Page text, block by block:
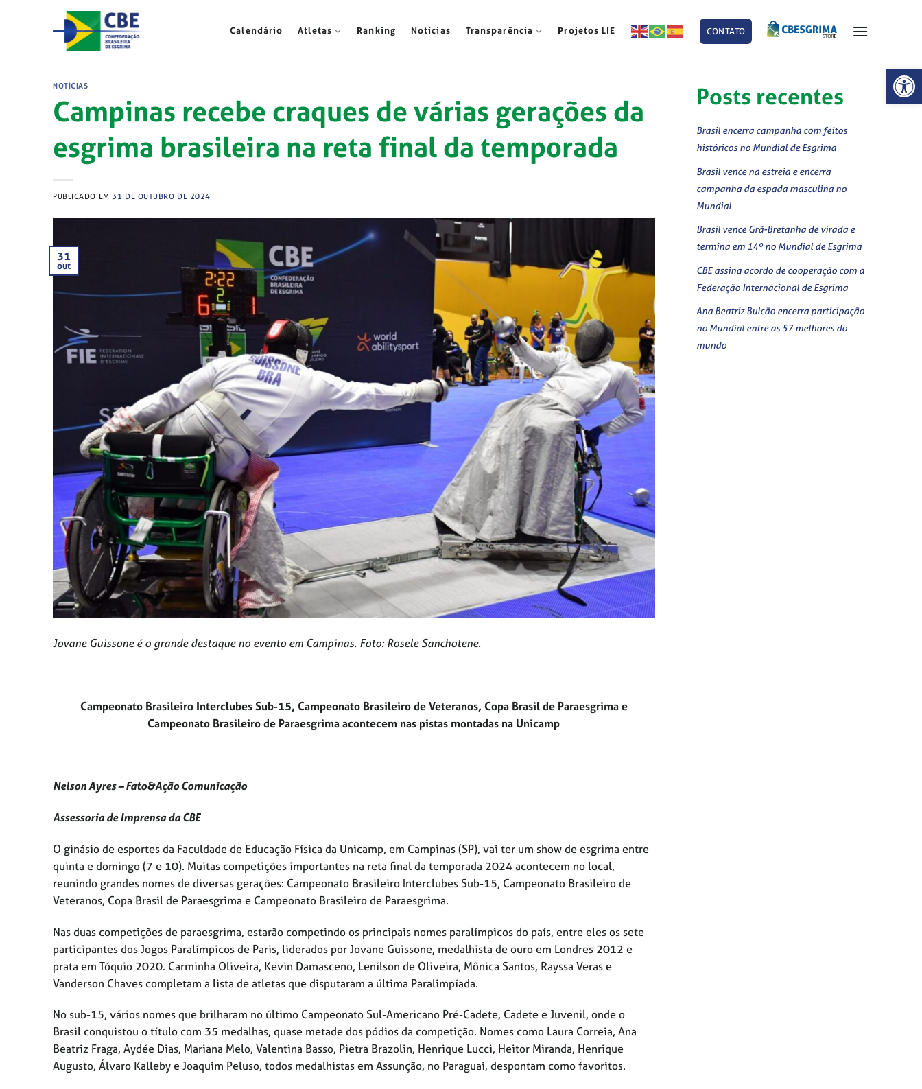
Abrir
Calendário Atletas Ranking Notícias Transparência Projetos LIE CONTATO
NOTÍCIAS
Campinas recebe craques de várias gerações da
esgrima brasileira na reta final da temporada
PUBLICADO EM31 DE OUTUBRO DE 2024
31
out
Jovane Guissone é o grande destaque no evento em Campinas. Foto: Rosele Sanchotene.
Campeonato Brasileiro Interclubes Sub-15, Campeonato Brasileiro de Veteranos, Copa Brasil de Paraesgrima e
Campeonato Brasileiro de Paraesgrima acontecem nas pistas montadas na Unicamp
Nelson Ayres – Fato&Ação Comunicação
Assessoria de Imprensa da CBE
O ginásio de esportes da Faculdade de Educação Física da Unicamp, em Campinas (SP), vai ter um show de esgrima entre
quinta e domingo (7 e 10). Muitas competições importantes na reta final da temporada 2024 acontecem no local,
reunindo grandes nomes de diversas gerações: Campeonato Brasileiro Interclubes Sub-15, Campeonato Brasileiro de
Veteranos, Copa Brasil de Paraesgrima e Campeonato Brasileiro de Paraesgrima.
Nas duas competições de paraesgrima, estarão competindo os principais nomes paralímpicos do país, entre eles os sete
participantes dos Jogos Paralímpicos de Paris, liderados por Jovane Guissone, medalhista de ouro em Londres 2012 e
prata em Tóquio 2020. Carminha Oliveira, Kevin Damasceno, Lenílson de Oliveira, Mônica Santos, Rayssa Veras e
Vanderson Chaves completam a lista de atletas que disputaram a última Paralimpíada.
No sub-15, vários nomes que brilharam no último Campeonato Sul-Americano Pré-Cadete, Cadete e Juvenil, onde o
Brasil conquistou o título com 35 medalhas, quase metade dos pódios da competição. Nomes como Laura Correia, Ana
Beatriz Fraga, Aydée Dias, Mariana Melo, Valentina Basso, Pietra Brazolin, Henrique Lucci, Heitor Miranda, Henrique
Augusto, Álvaro Kalleby e Joaquim Peluso, todos medalhistas em Assunção, no Paraguai, despontam como favoritos.
Posts recentes
Brasil encerra campanha com feitos
históricos no Mundial de Esgrima
Brasil vence na estreia e encerra
campanha da espada masculina no
Mundial
Brasil vence Grã-Bretanha de virada e
termina em 14º no Mundial de Esgrima
CBE assina acordo de cooperação com a
Federação Internacional de Esgrima
Ana Beatriz Bulcão encerra participação
no Mundial entre as 57 melhores do
mundo